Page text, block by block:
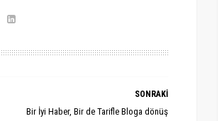
SONRAKİ
Bir İyi Haber, Bir de Tarifle Bloga dönüş